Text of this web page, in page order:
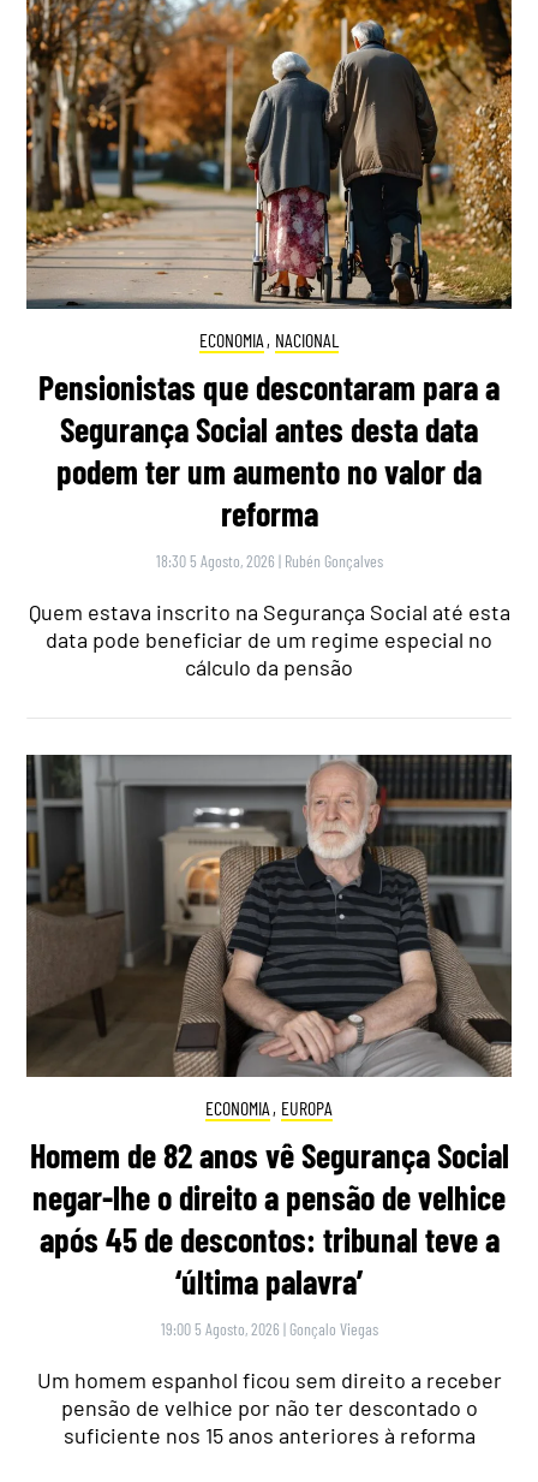
ECONOMIA , NACIONAL
Pensionistas que descontaram para a
Segurança Social antes desta data
podem ter um aumento no valor da
reforma
18:30 5 Agosto, 2026 | Rubén Gonçalves
Quem estava inscrito na Segurança Social até esta
data pode beneficiar de um regime especial no
cálculo da pensão
ECONOMIA , EUROPA
Homem de 82 anos vê Segurança Social
negar-lhe o direito a pensão de velhice
após 45 de descontos: tribunal teve a
‘última palavra’
19:00 5 Agosto, 2026 | Gonçalo Viegas
Um homem espanhol ficou sem direito a receber
pensão de velhice por não ter descontado o
suficiente nos 15 anos anteriores à reforma